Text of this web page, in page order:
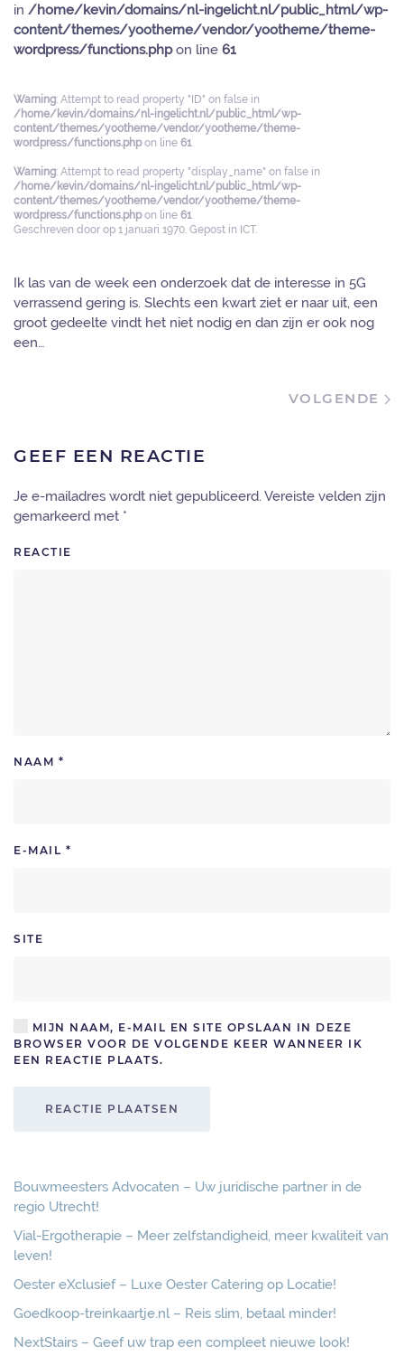
in /home/kevin/domains/nl-ingelicht.nl/public_html/wp-
content/themes/yootheme/vendor/yootheme/theme-
wordpress/functions.phpon line 61
Warning: Attempt to read property "ID" on false in
/home/kevin/domains/nl-ingelicht.nl/public_html/wp-
content/themes/yootheme/vendor/yootheme/theme-
wordpress/functions.phpon line 61
Warning: Attempt to read property "display_name" on false in
/home/kevin/domains/nl-ingelicht.nl/public_html/wp-
content/themes/yootheme/vendor/yootheme/theme-
wordpress/functions.phpon line 61
Geschreven door op 1 januari 1970 . Gepost in ICT.
Ik las van de week een onderzoek dat de interesse in 5G
verrassend gering is. Slechts een kwart ziet er naar uit, een
groot gedeelte vindt het niet nodig en dan zijn er ook nog
een…
VOLGENDE
GEEF EEN REACTIE
Je e-mailadres wordt niet gepubliceerd. Vereiste velden zijn
gemarkeerd met *
REACTIE
NAAM *
E-MAIL *
SITE
MIJN NAAM, E-MAIL EN SITE OPSLAAN IN DEZE
BROWSER VOOR DE VOLGENDE KEER WANNEER IK
EEN REACTIE PLAATS.
REACTIE PLAATSEN
Bouwmeesters Advocaten – Uw juridische partner in de
regio Utrecht!
Vial-Ergotherapie – Meer zelfstandigheid, meer kwaliteit van
leven!
Oester eXclusief – Luxe Oester Catering op Locatie!
Goedkoop-treinkaartje.nl – Reis slim, betaal minder!
NextStairs – Geef uw trap een compleet nieuwe look!